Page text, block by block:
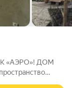
ЖК «АЭРО»! ДОМ